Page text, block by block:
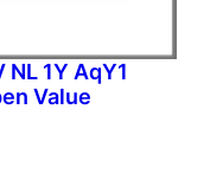
NL 1Y AqY1
Value